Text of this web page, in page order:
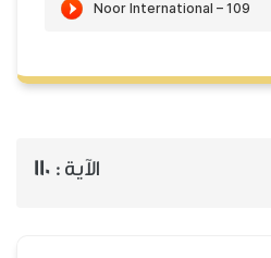
الآية : 110